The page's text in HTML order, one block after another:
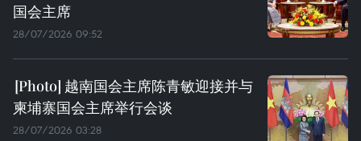
国会主席
28/07/2026 09:52
越南国会主席陈青敏迎接并与
柬埔寨国会主席举行会谈
28/07/2026 03:28